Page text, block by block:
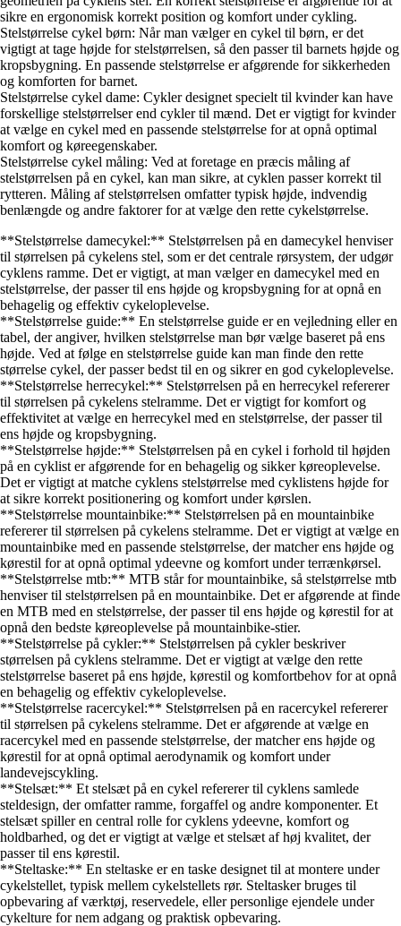
sikre en ergonomisk korrekt position og komfort under cykling.
Stelstørrelse cykel børn: Når man vælger en cykel til børn, er det
vigtigt at tage højde for stelstørrelsen, så den passer til barnets højde og
kropsbygning. En passende stelstørrelse er afgørende for sikkerheden
og komforten for barnet.
Stelstørrelse cykel dame: Cykler designet specielt til kvinder kan have
forskellige stelstørrelser end cykler til mænd. Det er vigtigt for kvinder
at vælge en cykel med en passende stelstørrelse for at opnå optimal
komfort og køreegenskaber.
Stelstørrelse cykel måling: Ved at foretage en præcis måling af
stelstørrelsen på en cykel, kan man sikre, at cyklen passer korrekt til
rytteren. Måling af stelstørrelsen omfatter typisk højde, indvendig
benlængde og andre faktorer for at vælge den rette cykelstørrelse.
**Stelstørrelse damecykel:** Stelstørrelsen på en damecykel henviser
til størrelsen på cykelens stel, som er det centrale rørsystem, der udgør
cyklens ramme. Det er vigtigt, at man vælger en damecykel med en
stelstørrelse, der passer til ens højde og kropsbygning for at opnå en
behagelig og effektiv cykeloplevelse.
**Stelstørrelse guide:** En stelstørrelse guide er en vejledning eller en
tabel, der angiver, hvilken stelstørrelse man bør vælge baseret på ens
højde. Ved at følge en stelstørrelse guide kan man finde den rette
størrelse cykel, der passer bedst til en og sikrer en god cykeloplevelse.
**Stelstørrelse herrecykel:** Stelstørrelsen på en herrecykel refererer
til størrelsen på cykelens stelramme. Det er vigtigt for komfort og
effektivitet at vælge en herrecykel med en stelstørrelse, der passer til
ens højde og kropsbygning.
**Stelstørrelse højde:** Stelstørrelsen på en cykel i forhold til højden
på en cyklist er afgørende for en behagelig og sikker køreoplevelse.
Det er vigtigt at matche cyklens stelstørrelse med cyklistens højde for
at sikre korrekt positionering og komfort under kørslen.
**Stelstørrelse mountainbike:** Stelstørrelsen på en mountainbike
refererer til størrelsen på cykelens stelramme. Det er vigtigt at vælge en
mountainbike med en passende stelstørrelse, der matcher ens højde og
kørestil for at opnå optimal ydeevne og komfort under terrænkørsel.
**Stelstørrelse mtb:** MTB står for mountainbike, så stelstørrelse mtb
henviser til stelstørrelsen på en mountainbike. Det er afgørende at finde
en MTB med en stelstørrelse, der passer til ens højde og kørestil for at
opnå den bedste køreoplevelse på mountainbike-stier.
**Stelstørrelse på cykler:** Stelstørrelsen på cykler beskriver
størrelsen på cyklens stelramme. Det er vigtigt at vælge den rette
stelstørrelse baseret på ens højde, kørestil og komfortbehov for at opnå
en behagelig og effektiv cykeloplevelse.
**Stelstørrelse racercykel:** Stelstørrelsen på en racercykel refererer
til størrelsen på cykelens stelramme. Det er afgørende at vælge en
racercykel med en passende stelstørrelse, der matcher ens højde og
kørestil for at opnå optimal aerodynamik og komfort under
landevejscykling.
**Stelsæt:** Et stelsæt på en cykel refererer til cyklens samlede
steldesign, der omfatter ramme, forgaffel og andre komponenter. Et
stelsæt spiller en central rolle for cyklens ydeevne, komfort og
holdbarhed, og det er vigtigt at vælge et stelsæt af høj kvalitet, der
passer til ens kørestil.
**Steltaske:** En steltaske er en taske designet til at montere under
cykelstellet, typisk mellem cykelstellets rør. Steltasker bruges til
opbevaring af værktøj, reservedele, eller personlige ejendele under
cykelture for nem adgang og praktisk opbevaring.